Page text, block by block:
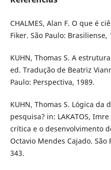
CHALMES, Alan F. O que é
Fiker. São Paulo: Brasiliense,
KUHN, Thomas S. A
ed. Tradução de Beatriz
Paulo: Perspectiva, 1989.
KUHN, Thomas S. Lógica da
pesquisa? in: LAKATOS,
crítica e o desenvolvimento
Octavio Mendes Cajado. São
343.